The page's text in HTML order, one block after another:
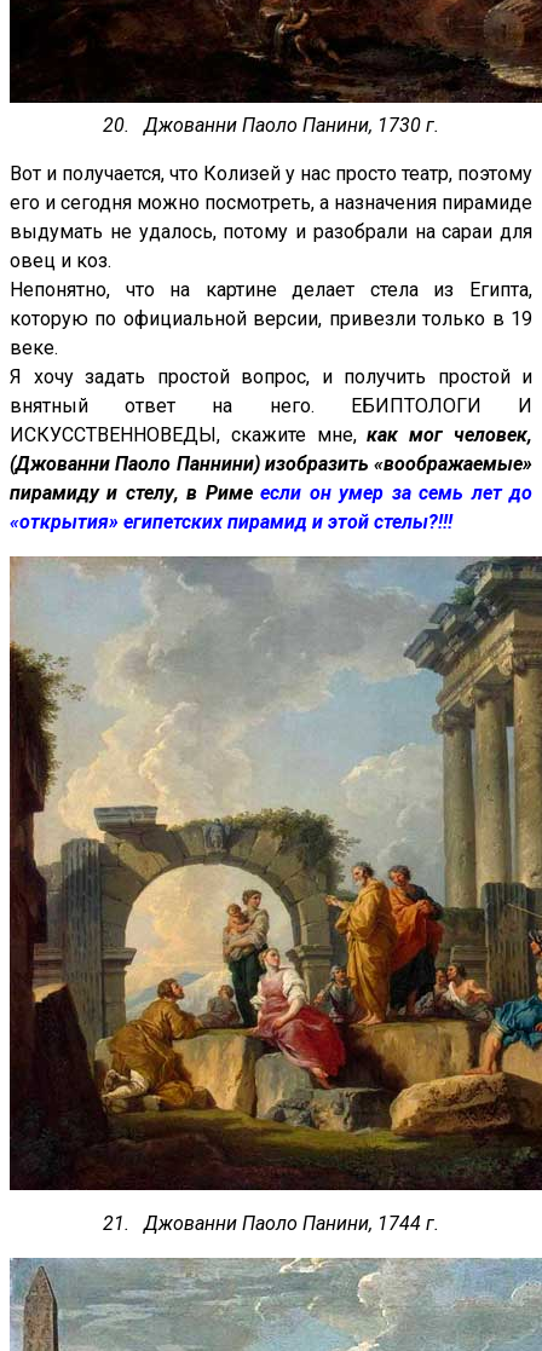
20. Джованни Паоло Панини, 1730 г.
Вот и получается, что Колизей у нас просто театр, поэтому
его и сегодня можно посмотреть, а назначения пирамиде
выдумать не удалось, потому и разобрали на сараи для
овец и коз.
Непонятно, что на картине делает стела из Египта,
которую по официальной версии, привезли только в 19
веке.
Я хочу задать простой вопрос, и получить простой и
внятный ответ на него. ЕБИПТОЛОГИ И
ИСКУССТВЕННОВЕДЫ, скажите мне,как мог человек,
(Джованни Паоло Паннини) изобразить «воображаемые»
пирамиду и стелу, в Римеесли он умер за семь лет до
«открытия» египетских пирамид и этой стелы?!!!
21. Джованни Паоло Панини, 1744 г.